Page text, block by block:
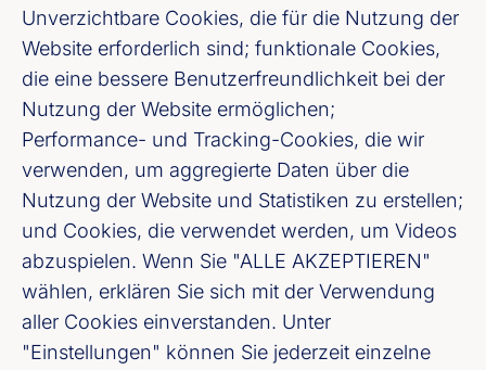
Unverzichtbare Cookies, die für die Nutzung der
Website erforderlich sind; funktionale Cookies,
die eine bessere Benutzerfreundlichkeit bei der
Nutzung der Website ermöglichen;
Performance- und Tracking-Cookies, die wir
verwenden, um aggregierte Daten über die
Nutzung der Website und Statistiken zu erstellen;
und Cookies, die verwendet werden, um Videos
abzuspielen. Wenn Sie "ALLE AKZEPTIEREN"
wählen, erklären Sie sich mit der Verwendung
aller Cookies einverstanden. Unter
"Einstellungen" können Sie jederzeit einzelne
Fußzeile (Bankenverband)
Impressum
LinkedIn
Youtube
Cookie-Einstellungen
Datenschutz
Unser Newsletter Angebot